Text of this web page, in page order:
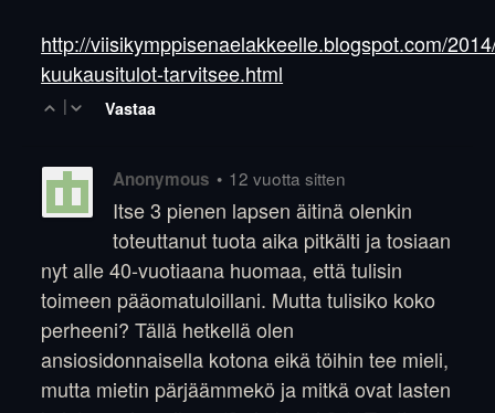
http://viisikymppisenaelakkeelle.blogspot.com/
kuukausitulot-tarvitsee.html
| Vastaa
Anonymous • 12 vuotta sitten
Itse 3 pienen lapsen äitinä olenkin
toteuttanut tuota aika pitkälti ja tosiaan
nyt alle 40-vuotiaana huomaa, että tulisin
toimeen pääomatuloillani. Mutta tulisiko koko
perheeni? Tällä hetkellä olen
ansiosidonnaisella kotona eikä töihin tee mieli,
mutta mietin pärjäämmekö ja mitkä ovat lasten